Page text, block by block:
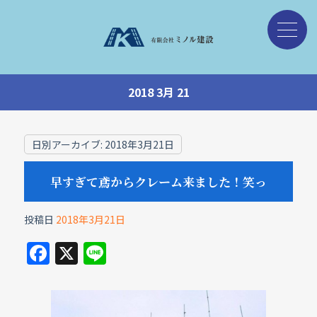
2018 3月 21
日別アーカイブ: 2018年3月21日
早すぎて鳶からクレーム来ました！笑っ
投稿日 2018年3月21日
F
c
X Li